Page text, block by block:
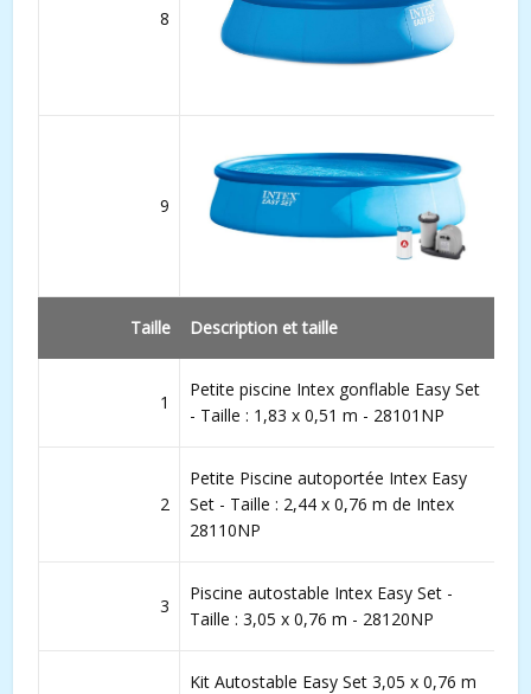
8
9
Taille Description et taille
1
Petite piscine Intex gonflable Easy Set
- Taille : 1,83 x 0,51 m - 28101NP
2
Petite Piscine autoportée Intex Easy
Set - Taille : 2,44 x 0,76 m de Intex
28110NP
3
Piscine autostable Intex Easy Set -
Taille : 3,05 x 0,76 m - 28120NP
Kit Autostable Easy Set 3,05 x 0,76 m